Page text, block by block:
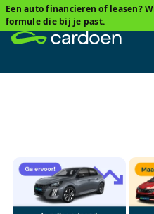
Een autofinancieren of leasen?
formule die bij je past.